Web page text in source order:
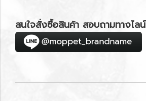
สนใจสั่งซื้อสินค้า สอบถามทางไลน์